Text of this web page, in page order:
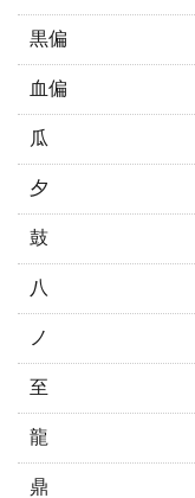
黒偏
血偏
瓜
夕
鼓
八
ノ
至
龍
鼎